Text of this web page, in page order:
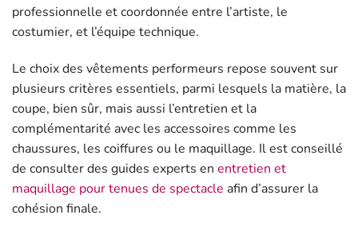
professionnelle et coordonnée entre l’artiste, le
costumier, et l’équipe technique.
Le choix des vêtements performeurs repose souvent sur
plusieurs critères essentiels, parmi lesquels la matière, la
coupe, bien sûr, mais aussi l’entretien et la
complémentarité avec les accessoires comme les
chaussures, les coiffures ou le maquillage. Il est conseillé
de consulter des guides experts en entretien et
maquillage pour tenues de spectacle afin d’assurer la
cohésion finale.